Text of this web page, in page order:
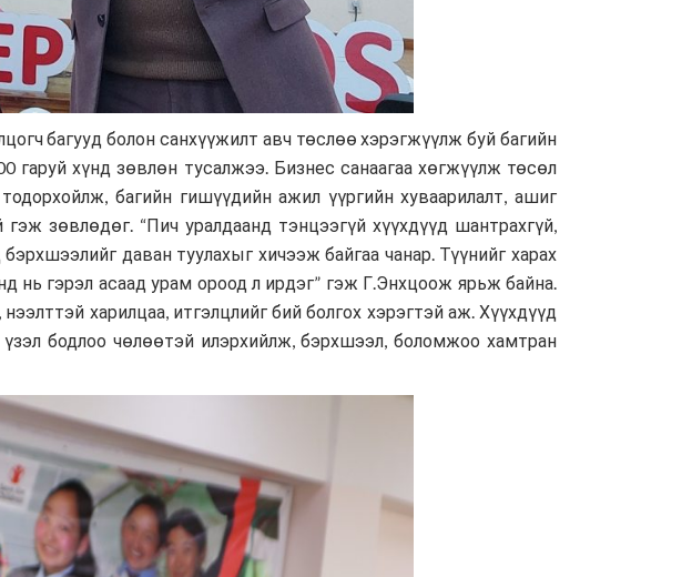
багууд болон санхүүжилт авч төслөө хэрэгжүүлж буй багийн
гаруй хүнд зөвлөн тусалжээ. Бизнес санаагаа хөгжүүлж төсөл
багийн гишүүдийн ажил үүргийн хуваарилалт, ашиг
зөвлөдөг. “Пич уралдаанд тэнцээгүй хүүхдүүд шантрахгүй,
даван туулахыг хичээж байгаа чанар. Түүнийг харах
нь гэрэл асаад урам ороод л ирдэг” гэж Г.Энхцоож ярьж байна.
харилцаа, итгэлцлийг бий болгох хэрэгтэй аж. Хүүхдүүд
бодлоо чөлөөтэй илэрхийлж, бэрхшээл, боломжоо хамтран